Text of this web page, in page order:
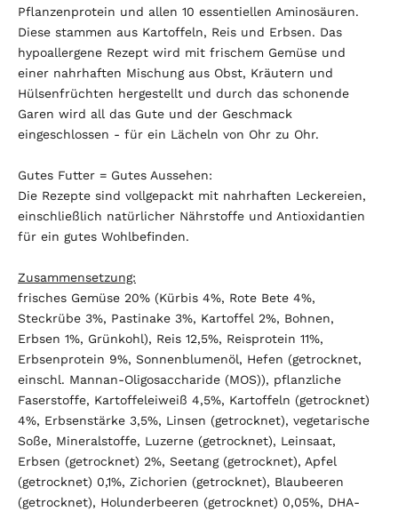
Pflanzenprotein und allen 10 essentiellen Aminosäuren.
Diese stammen aus Kartoffeln, Reis und Erbsen. Das
hypoallergene Rezept wird mit frischem Gemüse und
einer nahrhaften Mischung aus Obst, Kräutern und
Hülsenfrüchten hergestellt und durch das schonende
Garen wird all das Gute und der Geschmack
eingeschlossen - für ein Lächeln von Ohr zu Ohr.
Gutes Futter = Gutes Aussehen:
Die Rezepte sind vollgepackt mit nahrhaften Leckereien,
einschließlich natürlicher Nährstoffe und Antioxidantien
für ein gutes Wohlbefinden.
Zusammensetzung:
frisches Gemüse 20% (Kürbis 4%, Rote Bete 4%,
Steckrübe 3%, Pastinake 3%, Kartoffel 2%, Bohnen,
Erbsen 1%, Grünkohl), Reis 12,5%, Reisprotein 11%,
Erbsenprotein 9%, Sonnenblumenöl, Hefen (getrocknet,
einschl. Mannan-Oligosaccharide (MOS)), pflanzliche
Faserstoffe, Kartoffeleiweiß 4,5%, Kartoffeln (getrocknet)
4%, Erbsenstärke 3,5%, Linsen (getrocknet), vegetarische
Soße, Mineralstoffe, Luzerne (getrocknet), Leinsaat,
Erbsen (getrocknet) 2%, Seetang (getrocknet), Apfel
(getrocknet) 0,1%, Zichorien (getrocknet), Blaubeeren
(getrocknet), Holunderbeeren (getrocknet) 0,05%, DHA-